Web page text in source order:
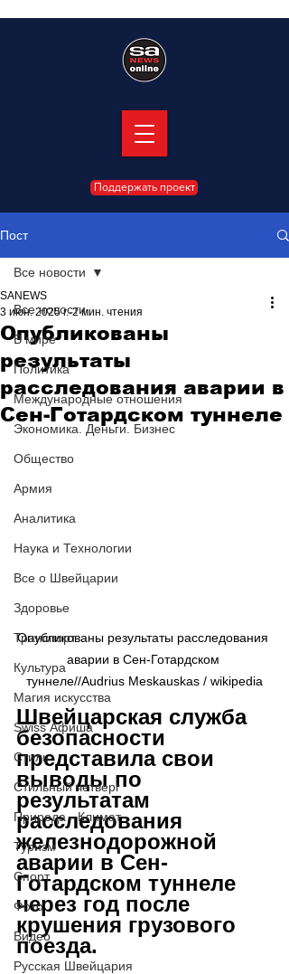
Поддержать проект
Пост
Все новости
В мире
Политика
Международные отношения
Экономика. Деньги. Бизнес
Общество
Армия
Аналитика
Наука и Технологии
Все о Швейцарии
Здоровье
Транспорт
Культура
Магия искусства
Swiss Афиша
Стиль
Стильный четверг
Природа - Климат
Туризм
Спорт
Фото
Видео
Русская Швейцария
Все новости
Опубликованы
результаты
расследования аварии в
Сен-Готардском туннеле
SANEWS
3 июн. 2025 г. 2 мин. чтения
Опубликованы результаты расследования
аварии в Сен-Готардском
туннеле//Audrius Meskauskas / wikipedia
Швейцарская служба
безопасности
представила свои
выводы по
результатам
расследования
железнодорожной
аварии в Сен-
Готардском туннеле
через год после
крушения грузового
поезда.